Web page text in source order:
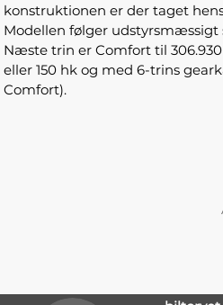
konstruktionen er der taget
Modellen følger udstyrsmæssigt
Næste trin er Comfort til
eller 150 hk og med 6-trins
Comfort).